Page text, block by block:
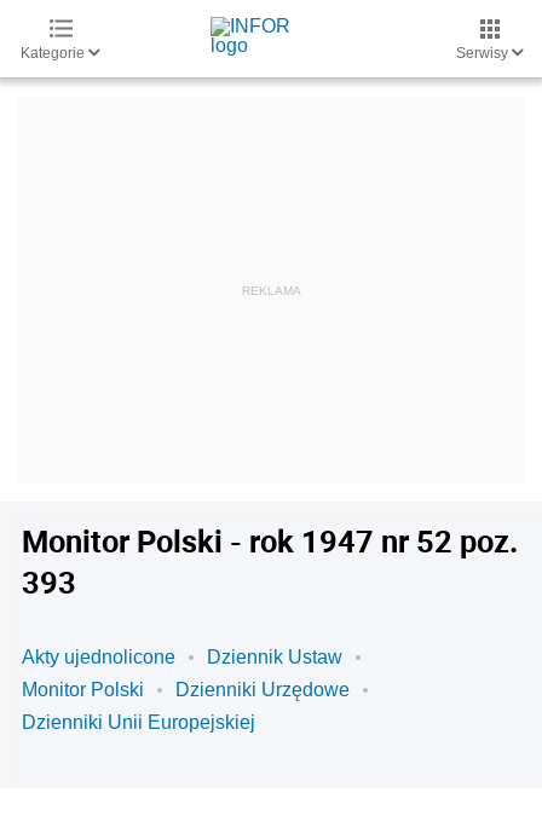
Kategorie Serwisy
Monitor Polski - rok 1947 nr 52 poz.
393
Akty ujednolicone
Dziennik Ustaw
Monitor Polski
Dzienniki Urzędowe
Dzienniki Unii Europejskiej